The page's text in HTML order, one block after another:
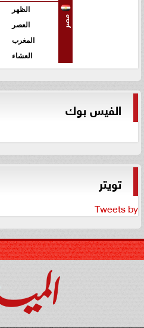
مصر
الظهر
العصر
المغرب
العشاء
الفيس بوك
تويتر
Tweets by